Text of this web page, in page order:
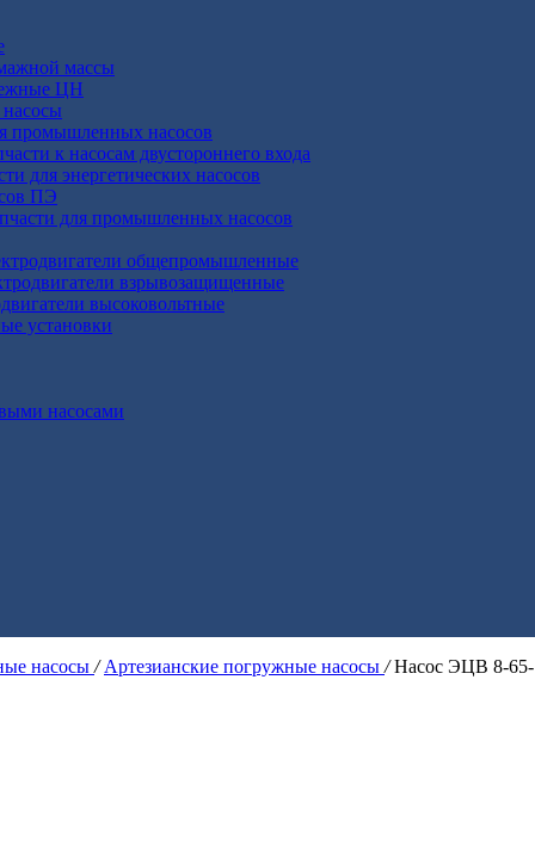
массы
ЦН
промышленных насосов
к насосам двустороннего входа
для энергетических насосов
ПЭ
для промышленных насосов
общепромышленные
взрывозащищенные
высоковольтные
установки
насосами
насосы / Артезианские погружные насосы / Насос ЭЦВ 8-65-